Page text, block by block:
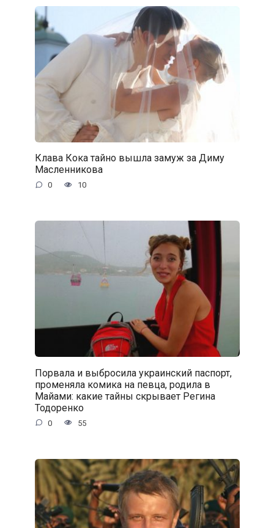
Клава Кока тайно вышла замуж за Диму
Масленникова
0 10
Порвала и выбросила украинский паспорт,
променяла комика на певца, родила в
Майами: какие тайны скрывает Регина
Тодоренко
0 55